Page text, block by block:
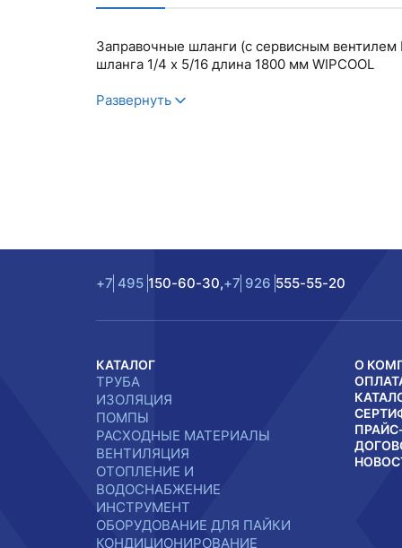
Заправочные шланги (с сервисным вентилем
шланга 1/4 х 5/16 длина 1800 мм WIPCOOL
Развернуть
+7 495 150-60-30,+7 926 555-55-20
КАТАЛОГ
ТРУБА
ИЗОЛЯЦИЯ
ПОМПЫ
РАСХОДНЫЕ МАТЕРИАЛЫ
ВЕНТИЛЯЦИЯ
ОТОПЛЕНИЕ И
ВОДОСНАБЖЕНИЕ
ИНСТРУМЕНТ
ОБОРУДОВАНИЕ ДЛЯ ПАЙКИ
КОНДИЦИОНИРОВАНИЕ
О